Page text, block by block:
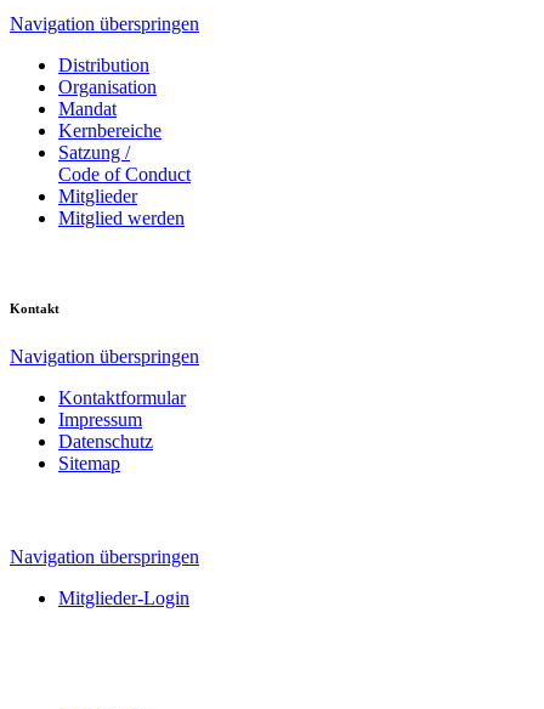
Navigation überspringen
Distribution
Organisation
Mandat
Kernbereiche
Satzung /
Code of Conduct
Mitglieder
Mitglied werden
Kontakt
Navigation überspringen
Kontaktformular
Impressum
Datenschutz
Sitemap
Navigation überspringen
Mitglieder-Login